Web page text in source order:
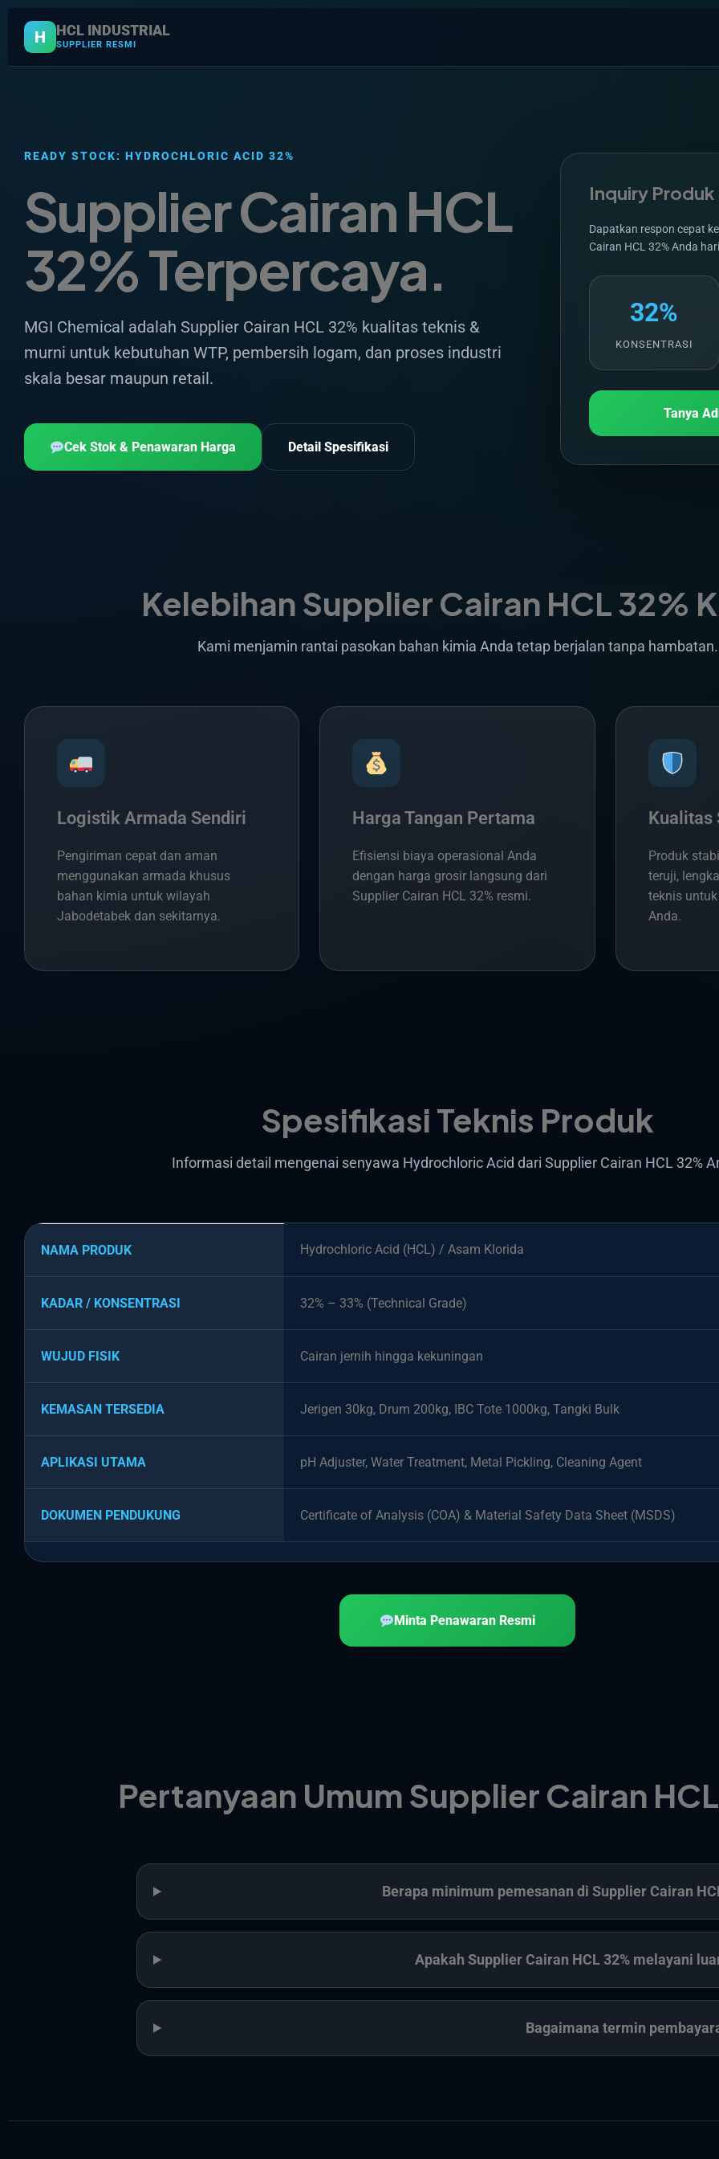
H HCL INDUSTRIAL
SUPPLIER RESMI
READY STOCK: HYDROCHLORIC ACID 32%
Supplier Cairan HCL
32% Terpercaya.
MGI Chemical adalah Supplier Cairan HCL 32% kualitas teknis &
murni untuk kebutuhan WTP, pembersih logam, dan proses industri
skala besar maupun retail.
Cek Stok & Penawaran Harga Detail Spesifikasi
Inquiry Produk
Dapatkan respon cepat
Cairan HCL 32% Anda
32%
KONSENTRASI
Tanya
Kelebihan Supplier Cairan HCL 32%
Kami menjamin rantai pasokan bahan kimia Anda tetap berjalan tanpa hambatan.
Logistik Armada Sendiri
Pengiriman cepat dan aman
menggunakan armada khusus
bahan kimia untuk wilayah
Jabodetabek dan sekitarnya.
Harga Tangan Pertama
Efisiensi biaya operasional Anda
dengan harga grosir langsung dari
Supplier Cairan HCL 32% resmi.
Kualitas
Produk
teruji,
teknis
Anda.
Spesifikasi Teknis Produk
Informasi detail mengenai senyawa Hydrochloric Acid dari Supplier Cairan HCL 32%
NAMA PRODUK Hydrochloric Acid (HCL) / Asam Klorida
KADAR / KONSENTRASI 32% – 33% (Technical Grade)
WUJUD FISIK Cairan jernih hingga kekuningan
KEMASAN TERSEDIA Jerigen 30kg, Drum 200kg, IBC Tote 1000kg, Tangki Bulk
APLIKASI UTAMA pH Adjuster, Water Treatment, Metal Pickling, Cleaning Agent
DOKUMEN PENDUKUNG Certificate of Analysis (COA) & Material Safety Data Sheet (MSDS)
Minta Penawaran Resmi
Pertanyaan Umum Supplier Cairan
Berapa minimum pemesanan di Supplier Cairan
Apakah Supplier Cairan HCL 32% melayani
Bagaimana termin